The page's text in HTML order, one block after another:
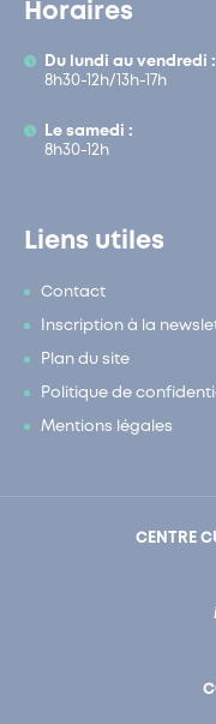
Horaires
Du lundi au vendredi :
8h30-12h/13h-17h
Le samedi :
8h30-12h
Liens utiles
Contact
Inscription à la
Plan du site
Politique de
Mentions légales
CENTRE